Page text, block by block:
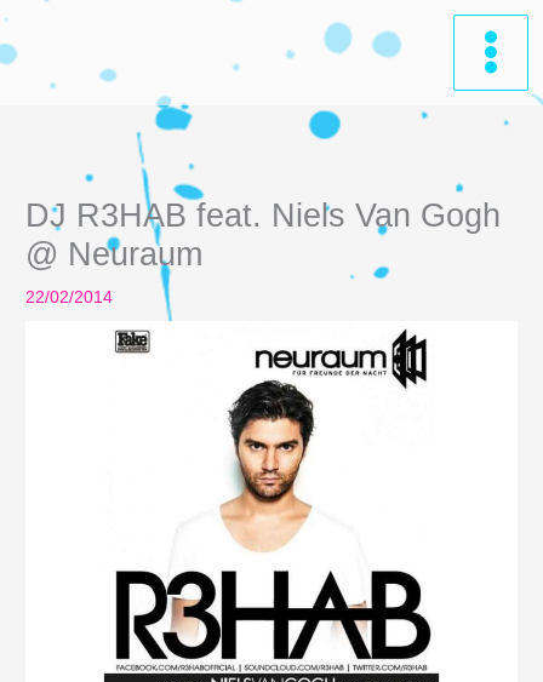
Zum
Inhalt
DJ R3HAB feat. Niels Van Gogh
@ Neuraum
22/02/2014